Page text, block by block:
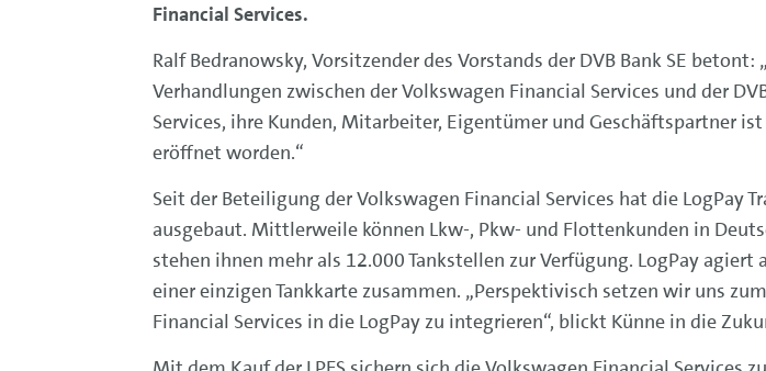
Financial Services.
Ralf Bedranowsky, Vorsitzender des Vorstands der DVB Bank SE
Verhandlungen zwischen der Volkswagen Financial Services und der
Services, ihre Kunden, Mitarbeiter, Eigentümer und Geschäftspartner
eröffnet worden.“
Seit der Beteiligung der Volkswagen Financial Services hat die LogPay
ausgebaut. Mittlerweile können Lkw-, Pkw- und Flottenkunden in
stehen ihnen mehr als 12.000 Tankstellen zur Verfügung. LogPay
einer einzigen Tankkarte zusammen. „Perspektivisch setzen wir uns
Financial Services in die LogPay zu integrieren“, blickt Künne in die